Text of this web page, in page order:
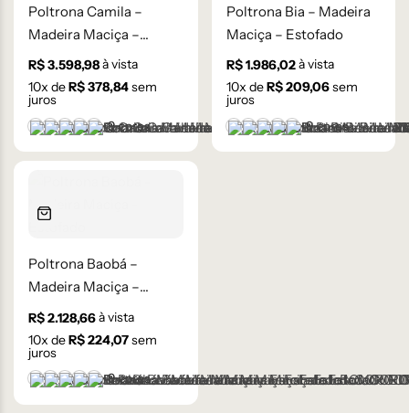
Poltrona Camila –
Madeira Maciça –
Estofado
R$3.598,98à vista
10x deR$378,84sem
juros
BOUCLE OFF-WHITE 108 – D
CORINO MARROM CLARO 105 – C
CORINO MARROM ESCURO 106 – C
CORINO PRETO 93 – C
LINHO AVELUDADO CINZA CLARO - 59-B
+9 cores
Poltrona Bia – Madeira
Maciça – Estofado
R$1.986,02à vista
10x deR$209,06sem
juros
BOUCLE OFF-WHITE 108
CORINO MARROM
CORINO MARROM
CORINO PRETO 93
LINHO
+9 cores
Poltrona Baobá –
Madeira Maciça –
Estofado
R$2.128,66à vista
10x deR$224,07sem
juros
BOUCLE OFF-WHITE 108 – D
CORINO MARROM CLARO 105 – C
CORINO MARROM ESCURO 106 – C
CORINO PRETO 93 – C
LINHO AVELUDADO CINZA CLARO - 59-B
+9 cores